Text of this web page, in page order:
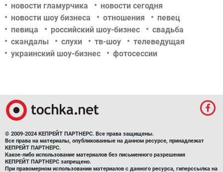
новости гламурчика
новости сегодня
новости шоу бизнеса
отношения
певец
певица
российский шоу-бизнес
свадьба
скандалы
слухи тв-шоу
телеведущая
украинский шоу-бизнес
фотосессии
© 2009-2024 КЕПРЕЙТ ПАРТНЕРС. Все права защищены.
Все права на материалы, опубликованные на данном ресурсе, принадлежат
КЕПРЕЙТ ПАРТНЕРС.
Какое-либо использование материалов без письменного разрешения
КЕПРЕЙТ ПАРТНЕРС запрещено.
При правомерном использовании материалов с данного ресурса, гиперссылка на